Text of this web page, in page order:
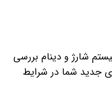
شارژ و دینام بررسی
جدید شما در شرایط